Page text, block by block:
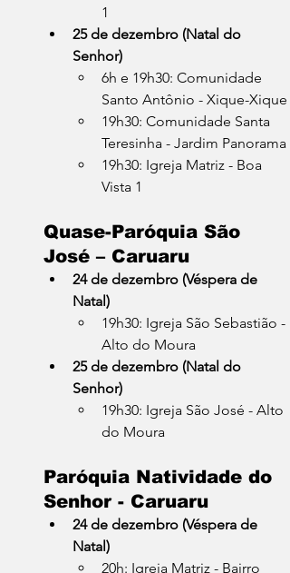
1
25 de dezembro (Natal do
Senhor)
6h e 19h30: Comunidade
Santo Antônio - Xique-Xique
19h30: Comunidade Santa
Teresinha - Jardim Panorama
19h30: Igreja Matriz - Boa
Vista 1
Quase-Paróquia São
José – Caruaru
24 de dezembro (Véspera de
Natal)
19h30: Igreja São Sebastião -
Alto do Moura
25 de dezembro (Natal do
Senhor)
19h30: Igreja São José - Alto
do Moura
Paróquia Natividade do
Senhor - Caruaru
24 de dezembro (Véspera de
Natal)
20h: Igreja Matriz - Bairro